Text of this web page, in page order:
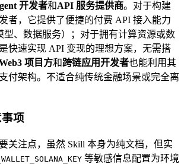
开发者和API 服务提供商。对于构建
者，它提供了便捷的付费 API 接入能力
型、数据服务）；对于拥有计算资源或数
快速实现 API 变现的理想方案，无需搭
项目方和跨链应用开发者也能利用其
付架构。不适合纯传统金融场景或完全离
项
关注点，虽然 Skill 本身为纯文档，但实
等敏感信息配置为环境